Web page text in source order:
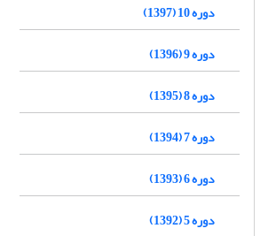
دوره 10 (1397)
دوره 9 (1396)
دوره 8 (1395)
دوره 7 (1394)
دوره 6 (1393)
دوره 5 (1392)